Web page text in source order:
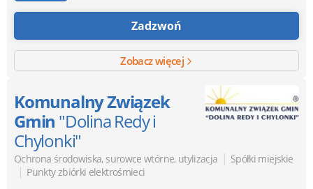
Zadzwoń
Zobacz więcej
Komunalny Związek
Gmin "Dolina Redy i
Chylonki"
Ochrona środowiska, surowce wtórne, utylizacja | Spółki miejskie
| Punkty zbiórki elektrośmieci